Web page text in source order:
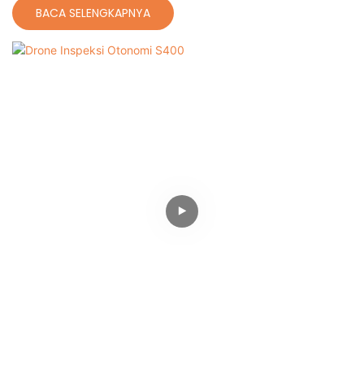
BACA SELENGKAPNYA